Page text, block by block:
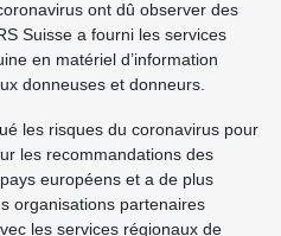
ont dû observer des
Suisse a fourni les services
en matériel d’information
donneuses et donneurs.
les risques du coronavirus pour
les recommandations des
européens et a de plus
organisations partenaires
les services régionaux de